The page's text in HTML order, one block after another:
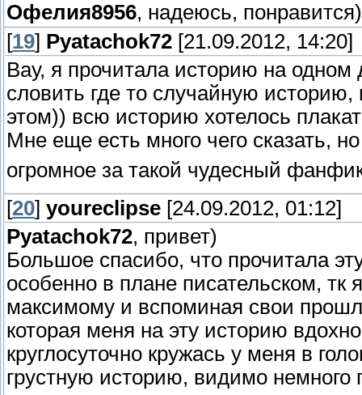
Офелия8956, надеюсь, понравится)
[19] Pyatachok72 [21.09.2012, 14:20]
Вау, я прочитала историю на
словить где то случайную
этом)) всю историю хотелось
Мне еще есть много чего сказать,
огромное за такой чудесный
[20] youreclipse [24.09.2012, 01:12]
Pyatachok72, привет)
Большое спасибо, что прочитала
особенно в плане писательском, тк
максимому и вспоминая свои
которая меня на эту историю
круглосуточно кружась у меня в
грустную историю, видимо немного